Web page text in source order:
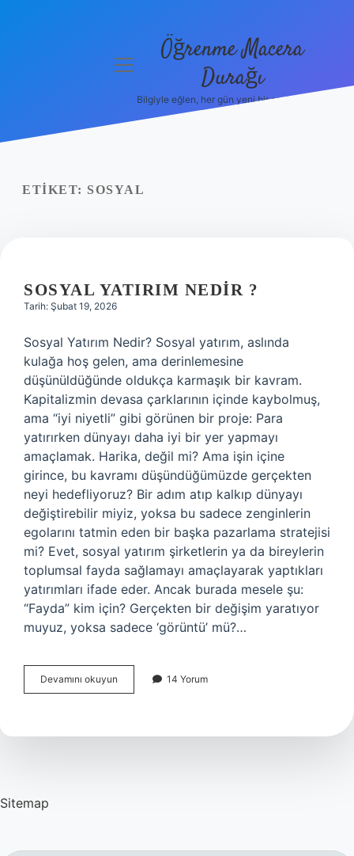
menüyü Öğrenme Macera
Durağı
Bilgiyle eğlen, her gün yeni bir şeyler öğren!
ETIKET: SOSYAL
SOSYAL YATIRIM NEDIR ?
Tarih: Şubat 19, 2026
Sosyal Yatırım Nedir? Sosyal yatırım, aslında
kulağa hoş gelen, ama derinlemesine
düşünüldüğünde oldukça karmaşık bir kavram.
Kapitalizmin devasa çarklarının içinde kaybolmuş,
ama “iyi niyetli” gibi görünen bir proje: Para
yatırırken dünyayı daha iyi bir yer yapmayı
amaçlamak. Harika, değil mi? Ama işin içine
girince, bu kavramı düşündüğümüzde gerçekten
neyi hedefliyoruz? Bir adım atıp kalkıp dünyayı
değiştirebilir miyiz, yoksa bu sadece zenginlerin
egolarını tatmin eden bir başka pazarlama stratejisi
mi? Evet, sosyal yatırım şirketlerin ya da bireylerin
toplumsal fayda sağlamayı amaçlayarak yaptıkları
yatırımları ifade eder. Ancak burada mesele şu:
“Fayda” kim için? Gerçekten bir değişim yaratıyor
muyuz, yoksa sadece ‘görüntü’ mü?…
Devamını okuyun
yatırım
14 Yorum
Sitemap